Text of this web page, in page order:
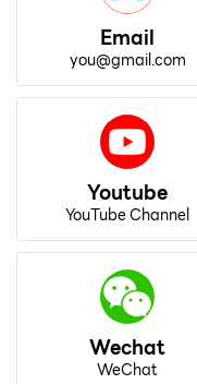
Email
you@gmail.com
Youtube
YouTube Channel
Wechat
WeChat